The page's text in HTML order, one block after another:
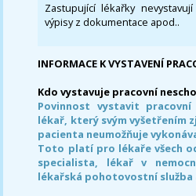
Zastupující lékařky
výpisy z dokumentace apod..
INFORMACE K VYSTAVENÍ
Kdo vystavuje pracovní
Povinnost vystavit
lékař, který svým vyšetřením
pacienta neumožňuje
Toto platí pro lékaře všech
specialista, lékař v
lékařská pohotovostní služba